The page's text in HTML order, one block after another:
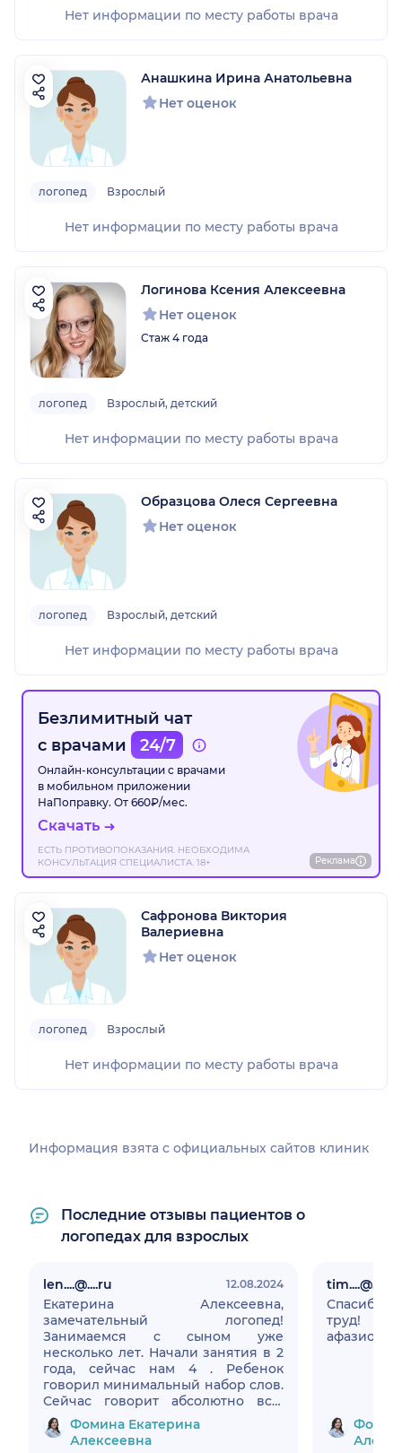
Нет информации по месту работы врача
Анашкина Ирина Анатольевна
Нет оценок
логопед Взрослый
Нет информации по месту работы врача
Логинова Ксения Алексеевна
Нет оценок
Стаж 4 года
логопед Взрослый, детский
Нет информации по месту работы врача
Образцова Олеся Сергеевна
Нет оценок
логопед Взрослый, детский
Нет информации по месту работы врача
Безлимитный чат
с врачами
24/7
Онлайн-консультации с врачами
в мобильном приложении
НаПоправку. От 660₽/мес.
Скачать
ЕСТЬ ПРОТИВОПОКАЗАНИЯ. НЕОБХОДИМА
КОНСУЛЬТАЦИЯ СПЕЦИАЛИСТА. 18+
Реклама
Сафронова Виктория
Валериевна
Нет оценок
логопед Взрослый
Нет информации по месту работы врача
Информация взята c официальных сайтов клиник
Последние отзывы пациентов о
логопедах для взрослых
len....@....ru 12.08.2024
Екатерина Алексеевна,
замечательный логопед!
Занимаемся с сыном уже
несколько лет. Начали занятия в 2
года, сейчас нам 4 . Ребенок
говорил минимальный набор слов.
Сейчас говорит абсолютно все!
Екатерина Алексеевна очень
грамотный специалист, имеет
подход к детям.
Фомина Екатерина
Алексеевна
tim....@....ru
Спасибо
труд!